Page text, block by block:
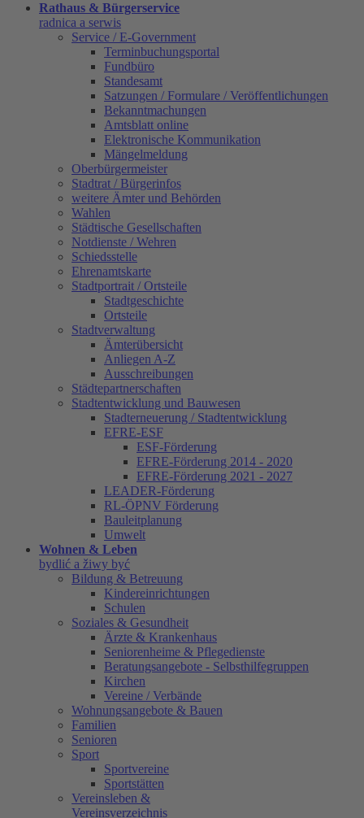
Rathaus & Bürgerservice
radnica a serwis
Service / E-Government
Terminbuchungsportal
Fundbüro
Standesamt
Satzungen / Formulare / Veröffentlichungen
Bekanntmachungen
Amtsblatt online
Elektronische Kommunikation
Mängelmeldung
Oberbürgermeister
Stadtrat / Bürgerinfos
weitere Ämter und Behörden
Wahlen
Städtische Gesellschaften
Notdienste / Wehren
Schiedsstelle
Ehrenamtskarte
Stadtportrait / Ortsteile
Stadtgeschichte
Ortsteile
Stadtverwaltung
Ämterübersicht
Anliegen A-Z
Ausschreibungen
Städtepartnerschaften
Stadtentwicklung und Bauwesen
Stadterneuerung / Stadtentwicklung
EFRE-ESF
ESF-Förderung
EFRE-Förderung 2014 - 2020
EFRE-Förderung 2021 - 2027
LEADER-Förderung
RL-ÖPNV Förderung
Bauleitplanung
Umwelt
Wohnen & Leben
bydlić a žiwy być
Bildung & Betreuung
Kindereinrichtungen
Schulen
Soziales & Gesundheit
Ärzte & Krankenhaus
Seniorenheime & Pflegedienste
Beratungsangebote - Selbsthilfegruppen
Kirchen
Vereine / Verbände
Wohnungsangebote & Bauen
Familien
Senioren
Sport
Sportvereine
Sportstätten
Vereinsleben &
Vereinsverzeichnis